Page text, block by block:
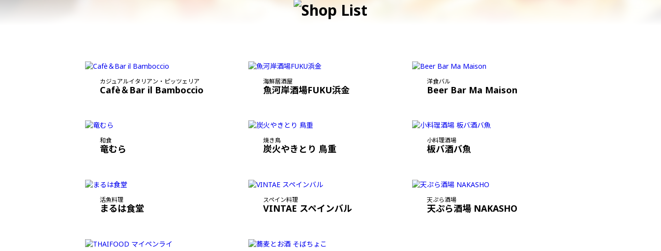
カジュアルイタリアン・ピッツェリア
Cafè＆Bar il Bamboccio
海鮮居酒屋
魚河岸酒場FUKU浜金
洋食バル
Beer Bar Ma Maison
和食
竜むら
焼き鳥
炭火やきとり 鳥重
小料理酒場
板バ酒バ魚
活魚料理
まるは食堂
スペイン料理
VINTAE スペインバル
天ぷら酒場
天ぷら酒場 NAKASHO